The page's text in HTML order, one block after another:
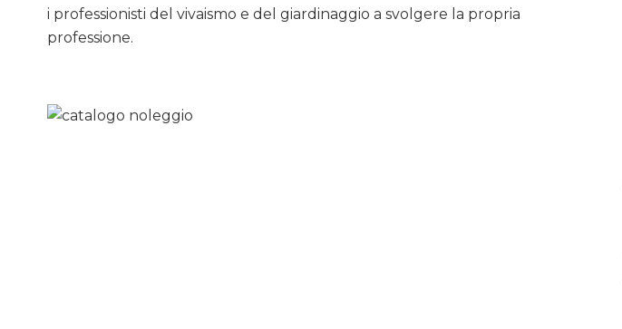
i professionisti del vivaismo e del giardinaggio a svolgere la propria
professione.